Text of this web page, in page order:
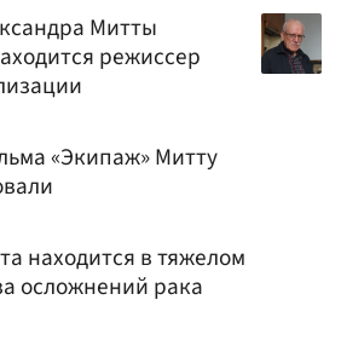
Митты
режиссер
«Экипаж» Митту
находится в тяжелом
осложнений рака